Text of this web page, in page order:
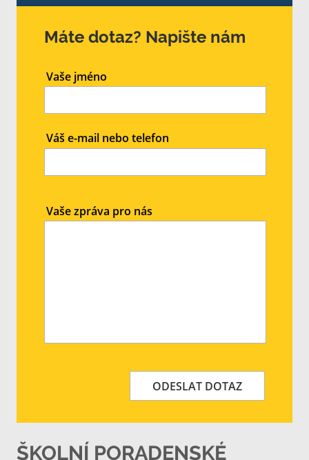
Máte dotaz? Napište nám
Vaše jméno
Váš e-mail nebo telefon
Vaše zpráva pro nás
ODESLAT DOTAZ
ŠKOLNÍ PORADENSKÉ